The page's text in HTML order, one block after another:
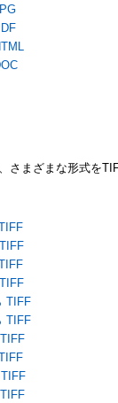
さまざまな形式を
TIFF
TIFF